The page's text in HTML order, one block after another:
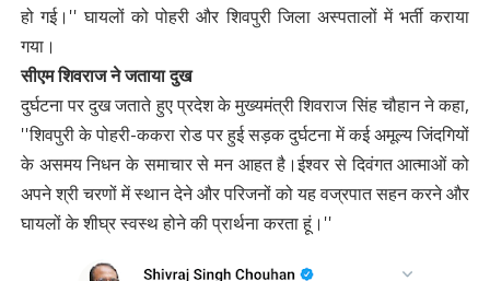
हो गई।'' घायलों को पोहरी और शिवपुरी जिला अस्पतालों में भर्ती कराया
गया।
सीएम शिवराज ने जताया दुख
दुर्घटना पर दुख जताते हुए प्रदेश के मुख्यमंत्री शिवराज सिंह चौहान ने कहा,
''शिवपुरी के पोहरी-ककरा रोड पर हुई सड़क दुर्घटना में कई अमूल्य जिंदगियों
के असमय निधन के समाचार से मन आहत है।ईश्वर से दिवंगत आत्माओं को
अपने श्री चरणों में स्थान देने और परिजनों को यह वज्रपात सहन करने और
घायलों के शीघ्र स्वस्थ होने की प्रार्थना करता हूं।''